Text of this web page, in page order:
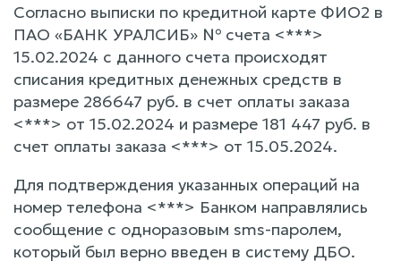
Согласно выписки по кредитной карте ФИО2 в
ПАО «БАНК УРАЛСИБ» № счета <***>
15.02.2024 с данного счета происходят
списания кредитных денежных средств в
размере 286647 руб. в счет оплаты заказа
<***> от 15.02.2024 и размере 181 447 руб. в
счет оплаты заказа <***> от 15.05.2024.
Для подтверждения указанных операций на
номер телефона <***> Банком направлялись
сообщение с одноразовым sms-паролем,
который был верно введен в систему ДБО.